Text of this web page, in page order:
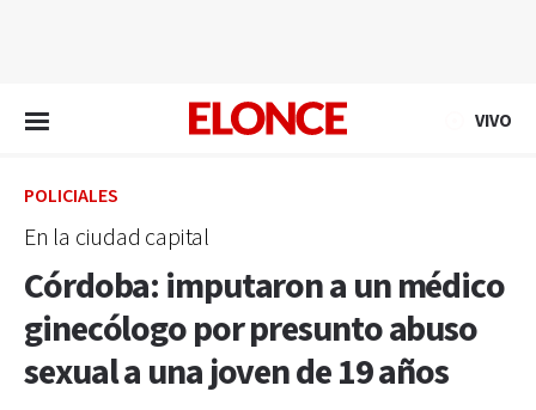
VIVO
POLICIALES
En la ciudad capital
Córdoba: imputaron a un médico
ginecólogo por presunto abuso
sexual a una joven de 19 años